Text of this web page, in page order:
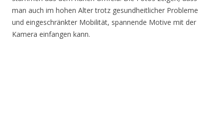
man auch im hohen Alter trotz gesundheitlicher Probleme
und eingeschränkter Mobilität, spannende Motive mit der
Kamera einfangen kann.